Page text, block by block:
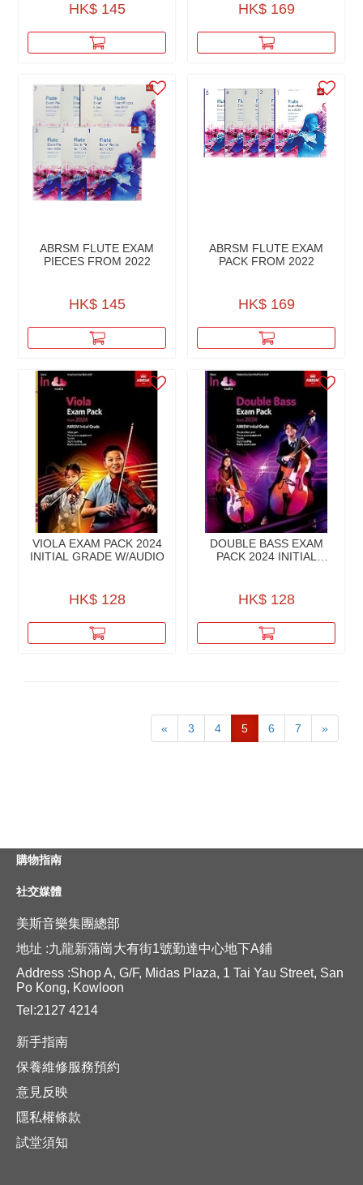
HK$ 145 HK$ 169
ABRSM FLUTE EXAM
PIECES FROM 2022
HK$ 145
ABRSM FLUTE EXAM
PACK FROM 2022
HK$ 169
VIOLA EXAM PACK 2024
INITIAL GRADE W/AUDIO
HK$ 128
DOUBLE BASS EXAM
PACK 2024 INITIAL
HK$ 128
« 3 4 5 6 7 »
購物指南
社交媒體
美斯音樂集團總部
地址 :九龍新蒲崗大有街1號勤達中心地下A鋪
Address :Shop A, G/F, Midas Plaza, 1 Tai Yau Street, San
Po Kong, Kowloon
Tel:2127 4214
新手指南
保養維修服務預約
意見反映
隱私權條款
試堂須知